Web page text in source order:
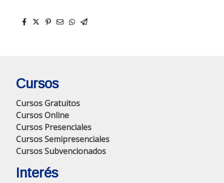
Cursos
Cursos Gratuitos
Cursos Online
Cursos Presenciales
Cursos Semipresenciales
Cursos Subvencionados
Interés